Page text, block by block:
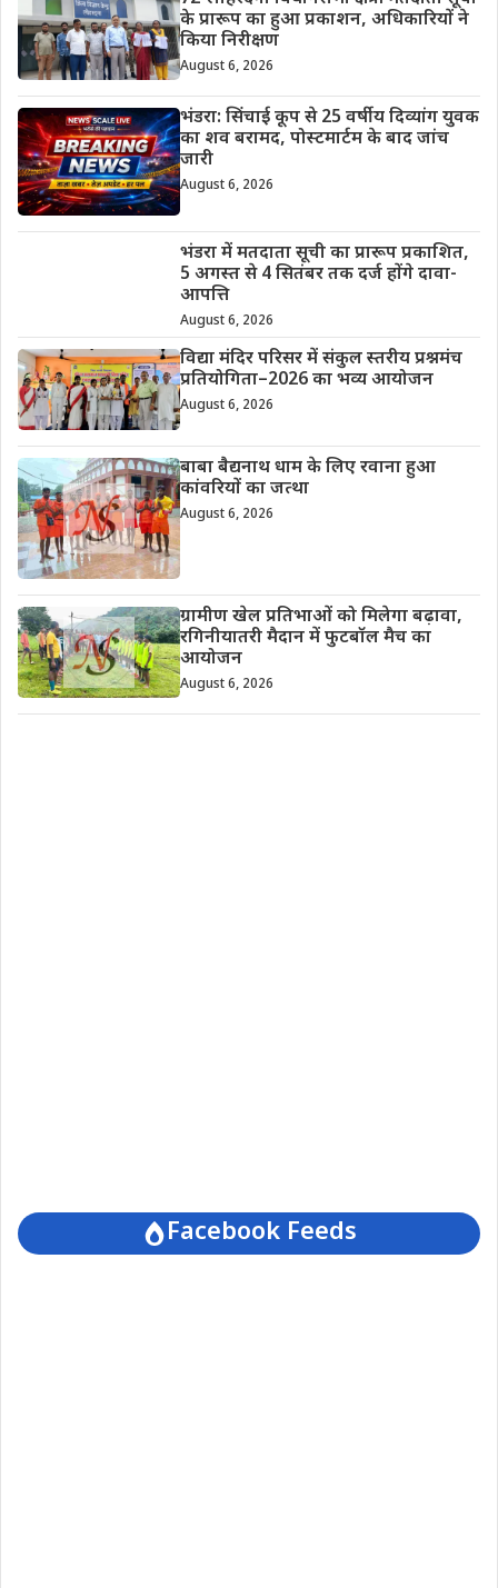
के प्रारूप का हुआ प्रकाशन, अधिकारियों ने
किया निरीक्षण
August 6, 2026
भंडरा: सिंचाई कूप से 25 वर्षीय दिव्यांग युवक
का शव बरामद, पोस्टमार्टम के बाद जांच
जारी
August 6, 2026
भंडरा में मतदाता सूची का प्रारूप प्रकाशित,
5 अगस्त से 4 सितंबर तक दर्ज होंगे दावा-
आपत्ति
August 6, 2026
विद्या मंदिर परिसर में संकुल स्तरीय प्रश्नमंच
प्रतियोगिता–2026 का भव्य आयोजन
August 6, 2026
बाबा बैद्यनाथ धाम के लिए रवाना हुआ
कांवरियों का जत्था
August 6, 2026
ग्रामीण खेल प्रतिभाओं को मिलेगा बढ़ावा,
रगिनीयातरी मैदान में फुटबॉल मैच का
आयोजन
August 6, 2026
Facebook Feeds